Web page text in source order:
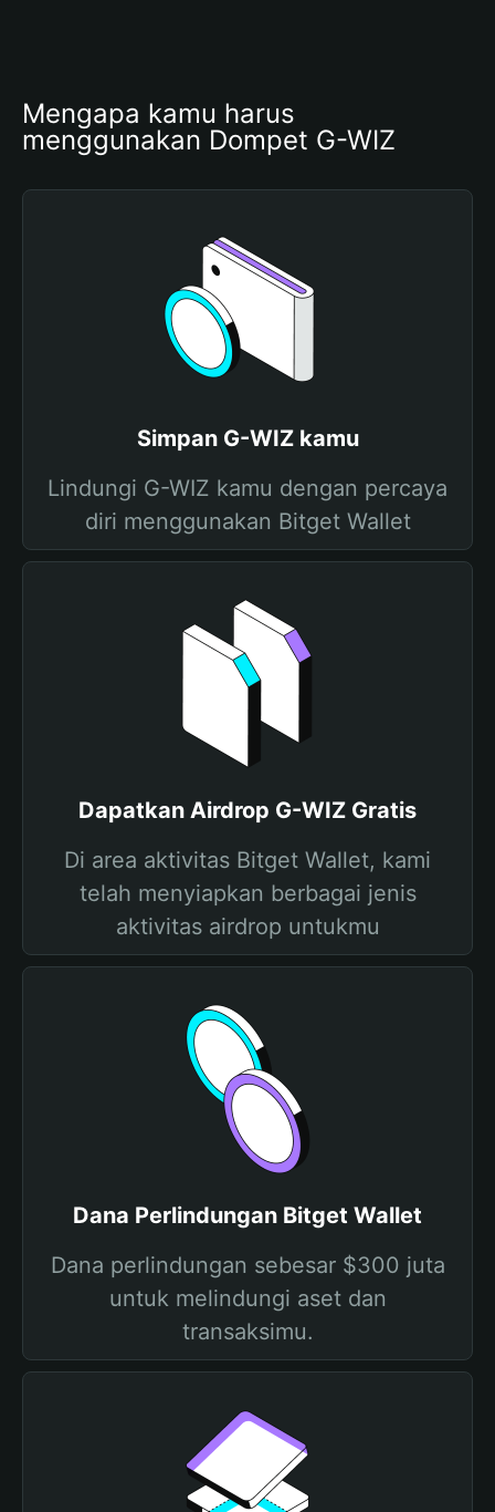
Mengapa kamu harus
menggunakan Dompet G-WIZ
Simpan G-WIZ kamu
Lindungi G-WIZ kamu dengan percaya
diri menggunakan Bitget Wallet
Dapatkan Airdrop G-WIZ Gratis
Di area aktivitas Bitget Wallet, kami
telah menyiapkan berbagai jenis
aktivitas airdrop untukmu
Dana Perlindungan Bitget Wallet
Dana perlindungan sebesar $300 juta
untuk melindungi aset dan
transaksimu.